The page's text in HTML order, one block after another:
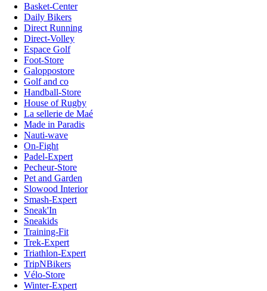
Basket-Center
Daily Bikers
Direct Running
Direct-Volley
Espace Golf
Foot-Store
Galoppostore
Golf and co
Handball-Store
House of Rugby
La sellerie de Maé
Made in Paradis
Nauti-wave
On-Fight
Padel-Expert
Pecheur-Store
Pet and Garden
Slowood Interior
Smash-Expert
Sneak'In
Sneakids
Training-Fit
Trek-Expert
Triathlon-Expert
TripNBikers
Vélo-Store
Winter-Expert